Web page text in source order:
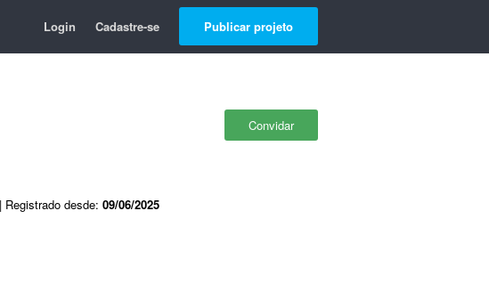
Login Cadastre-se Publicar projeto
Convidar
| Registrado desde: 09/06/2025